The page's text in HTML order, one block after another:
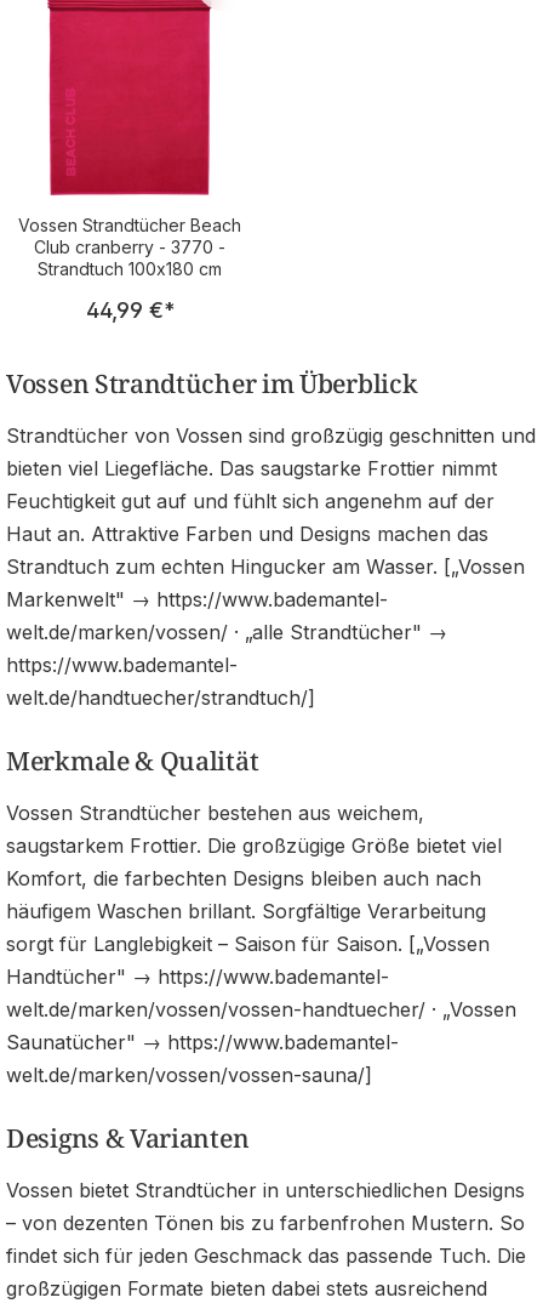
Vossen Strandtücher Beach
Club cranberry - 3770 -
Strandtuch 100x180 cm
Regulärer Preis:
44,99 €*
Vossen Strandtücher im Überblick
Strandtücher von Vossen sind großzügig geschnitten und
bieten viel Liegefläche. Das saugstarke Frottier nimmt
Feuchtigkeit gut auf und fühlt sich angenehm auf der
Haut an. Attraktive Farben und Designs machen das
Strandtuch zum echten Hingucker am Wasser. [„Vossen
Markenwelt" → https://www.bademantel-
welt.de/marken/vossen/ · „alle Strandtücher" →
https://www.bademantel-
welt.de/handtuecher/strandtuch/]
Merkmale & Qualität
Vossen Strandtücher bestehen aus weichem,
saugstarkem Frottier. Die großzügige Größe bietet viel
Komfort, die farbechten Designs bleiben auch nach
häufigem Waschen brillant. Sorgfältige Verarbeitung
sorgt für Langlebigkeit – Saison für Saison. [„Vossen
Handtücher" → https://www.bademantel-
welt.de/marken/vossen/vossen-handtuecher/ · „Vossen
Saunatücher" → https://www.bademantel-
welt.de/marken/vossen/vossen-sauna/]
Designs & Varianten
Vossen bietet Strandtücher in unterschiedlichen Designs
– von dezenten Tönen bis zu farbenfrohen Mustern. So
findet sich für jeden Geschmack das passende Tuch. Die
großzügigen Formate bieten dabei stets ausreichend